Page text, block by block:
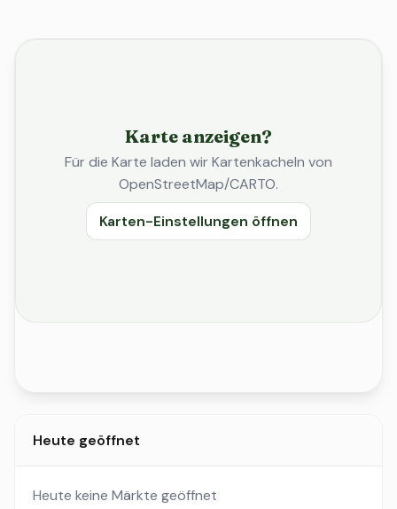
Karte anzeigen?
Für die Karte laden wir Kartenkacheln von
OpenStreetMap/CARTO.
Karten-Einstellungen öffnen
Heute geöffnet
Heute keine Märkte geöffnet